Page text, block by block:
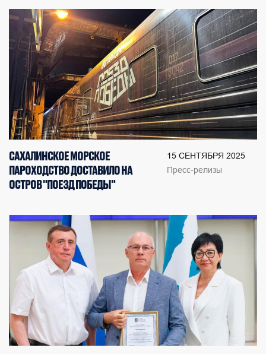
САХАЛИНСКОЕ МОРСКОЕ
ПАРОХОДСТВО ДОСТАВИЛО НА
ОСТРОВ "ПОЕЗД ПОБЕДЫ"
15 СЕНТЯБРЯ 2025
Пресс-релизы